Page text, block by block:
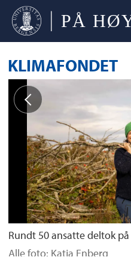
KLIMAFONDET
Rundt 50 ansatte deltok på den felles ryddedagen for å restaurere vegetasjonen på Store
Alle foto: Katja Enberg